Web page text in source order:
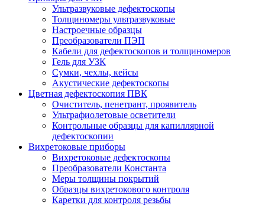
Ультразвуковые дефектоскопы
Толщиномеры ультразвуковые
Настроечные образцы
Преобразователи ПЭП
Кабели для дефектоскопов и толщиномеров
Гель для УЗК
Сумки, чехлы, кейсы
Акустические дефектоскопы
Цветная дефектоскопия ПВК
Очиститель, пенетрант, проявитель
Ультрафиолетовые осветители
Контрольные образцы для капиллярной
дефектоскопии
Вихретоковые приборы
Вихретоковые дефектоскопы
Преобразователи Константа
Меры толщины покрытий
Образцы вихретокового контроля
Каретки для контроля резьбы